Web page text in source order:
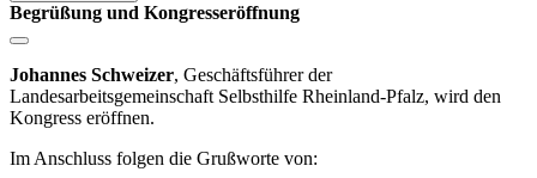
Begrüßung und Kongresseröffnung
Johannes Schweizer, Geschäftsführer der
Landesarbeitsgemeinschaft Selbsthilfe Rheinland-Pfalz, wird den
Kongress eröffnen.
Im Anschluss folgen die Grußworte von: